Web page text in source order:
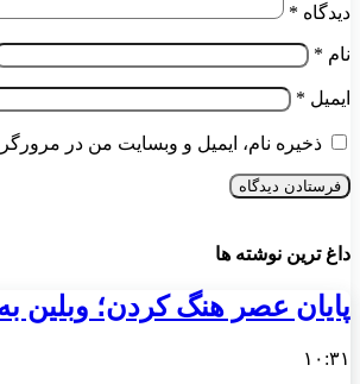
دیدگاه *
نام *
ایمیل *
ذخیره نام، ایمیل و وبسایت من در
داغ ترین نوشته ها
پایان عصر هنگ کردن؛ وبلین
۱۰:۳۱